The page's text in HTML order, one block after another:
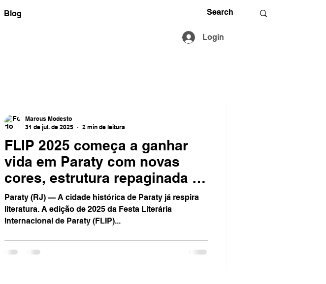
Blog
Login
FLIP 2025 começa a ganhar
vida em Paraty com novas
cores, estrutura repaginada e
clima de celebração à
literatura
Paraty (RJ) — A cidade histórica de Paraty já respira
literatura. A edição de 2025 da Festa Literária
Internacional de Paraty (FLIP)...
Marcus Modesto
31 de jul. de 2025
2 min de leitura